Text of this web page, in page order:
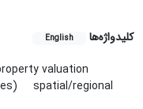
کلیدواژه‌ها English
valuation
spatial/regional